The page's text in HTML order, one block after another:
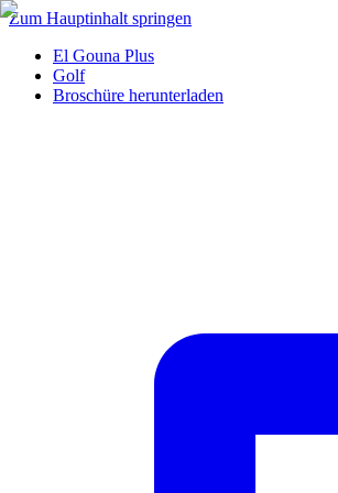
Zum Hauptinhalt springen
El Gouna Plus
Golf
Broschüre herunterladen